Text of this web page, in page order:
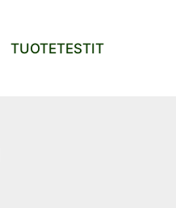
TUOTETESTIT